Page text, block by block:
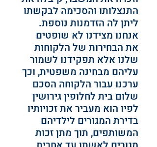
התנצלותו והסכימה לבקשתו
ליתן לה הזדמנות נוספת.
אנחנו מצידנו לא שופטים
את הבחירות של הלקוחות
שלנו אלא תפקידנו לשמור
עליהם מבחינה משפטית, וכך
ערכנו עבור הלקוחה הסכם
שלום בית לחלופין גירושין
לפיו הוא מעביר את זכויותיו
בדירת המגורים לילדיהם
המשותפים, תוך מתן זכות